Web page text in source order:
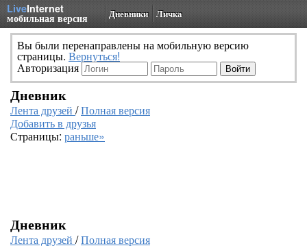
LiveInternet
мобильная версия Дневники Личка
Вы были перенаправлены на мобильную версию
страницы. Вернуться!
Авторизация
Дневник
Лента друзей /Полная версия
Добавить в друзья
Страницы: раньше»
Дневник
Лента друзей /Полная версия